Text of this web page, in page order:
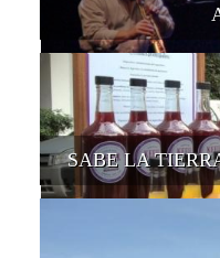
SABE LA